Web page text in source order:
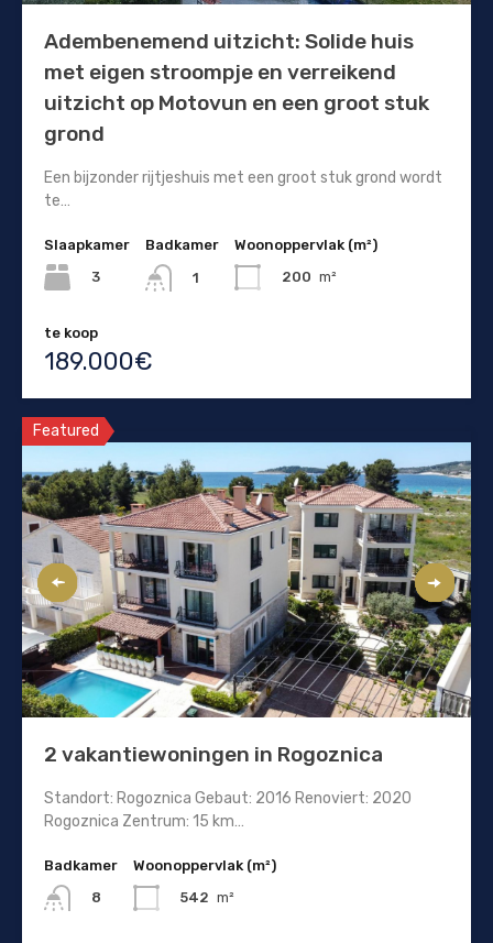
Adembenemend uitzicht: Solide huis
met eigen stroompje en verreikend
uitzicht op Motovun en een groot stuk
grond
Een bijzonder rijtjeshuis met een groot stuk grond wordt
te…
Slaapkamer
3
Badkamer
1
Woonoppervlak (m²)
200 m²
te koop
189.000€
Featured
2 vakantiewoningen in Rogoznica
Standort: Rogoznica Gebaut: 2016 Renoviert: 2020
Rogoznica Zentrum: 15 km…
Badkamer
8
Woonoppervlak (m²)
542 m²